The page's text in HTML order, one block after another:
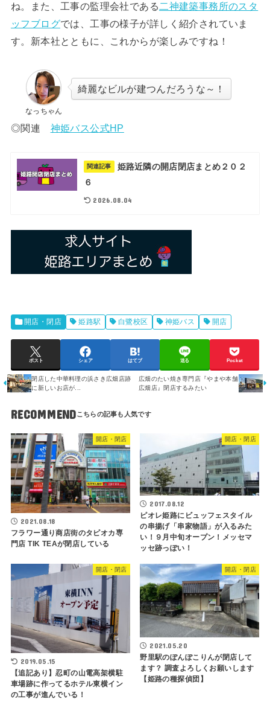
ね。また、工事の監理会社である 二神建築事務所のスタ
ッフブログでは、工事の様子が詳しく紹介されていま
す。新本社とともに、これからが楽しみですね！
なっちゃん
綺麗なビルが建つんだろうな～！
◎関連 神姫バス公式HP
関連記事
姫路近隣の開店閉店まとめ２０２
６
2026.08.04
開店・閉店 姫路駅 白鷺校区 神姫バス 開店
ポスト シェア はてブ 送る Pocket
閉店した中華料理の浜さき広畑店跡
に新しいお店が...
広畑のたい焼き専門店『やまや本舗
広畑店』閉店するみたい
RECOMMEND
開店・閉店
2021.08.18
フラワー通り商店街のタピオカ専
門店 TIK TEAが閉店している
開店・閉店
2017.08.12
ピオレ姫路にビュッフェスタイル
の串揚げ「串家物語」が入るみた
い！９月中旬オープン！メッセマ
ッセ跡っぽい！
開店・閉店
2019.05.15
【追記あり】忍町の山電高架横駐
車場跡に作ってるホテル東横イン
の工事が進んでいる！
開店・閉店
2021.05.20
野里駅のぽんぽこりんが閉店して
ます？ 調査よろしくお願いします
【姫路の種探偵団】